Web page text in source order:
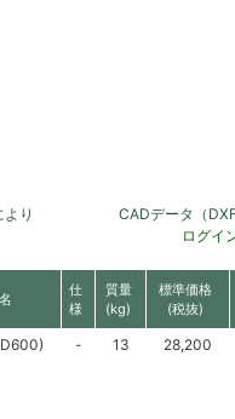
り
CADデータ（
ログイ
仕
様
質量
(kg)
標準価格
(税抜)
- 13 28,200